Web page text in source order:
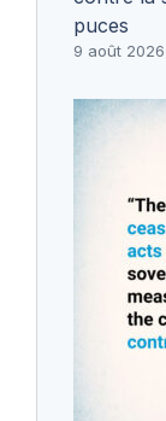
puces
9 août 2026